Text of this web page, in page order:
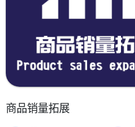
商品销量拓展